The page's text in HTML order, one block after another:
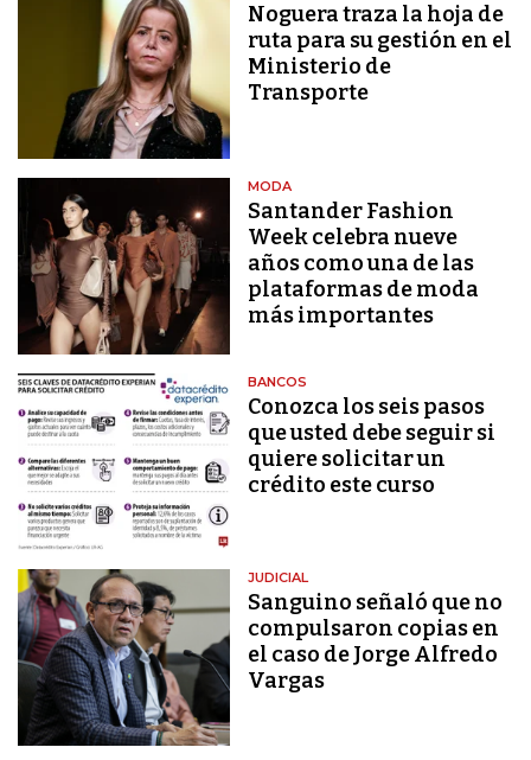
Noguera traza la hoja de
ruta para su gestión en el
Ministerio de
Transporte
MODA
Santander Fashion
Week celebra nueve
años como una de las
plataformas de moda
más importantes
BANCOS
Conozca los seis pasos
que usted debe seguir si
quiere solicitar un
crédito este curso
JUDICIAL
Sanguino señaló que no
compulsaron copias en
el caso de Jorge Alfredo
Vargas